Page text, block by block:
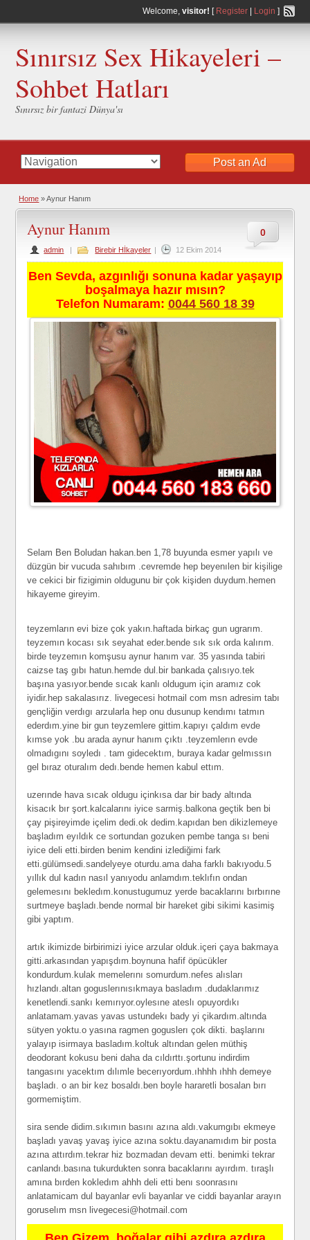
Welcome, visitor! [ Register| Login ]
Sınırsız Sex Hikayeleri –
Sohbet Hatları
Sınırsız bir fantazi Dünya'sı
Post an Ad
Home » Aynur Hanım
0
Aynur Hanım
admin | Birebir Hİkayeler | 12 Ekim 2014
Ben Sevda, azgınlığı sonuna kadar yaşayıp
boşalmaya hazır mısın?
Telefon Numaram: 0044 560 18 39
Selam Ben Boludan hakan.ben 1,78 buyunda esmer yapılı ve
düzgün bir vucuda sahıbım .cevremde hep beyenılen bir kişilige
ve cekici bir fizigimin oldugunu bir çok kişiden duydum.hemen
hikayeme gireyim.
teyzemların evi bize çok yakın.haftada birkaç gun ugrarım.
teyzemın kocası sık seyahat eder.bende sık sık orda kalırım.
birde teyzemın komşusu aynur hanım var. 35 yasında tabiri
caizse taş gıbı hatun.hemde dul.bir bankada çalısıyo.tek
başına yasıyor.bende sıcak kanlı oldugum için aramız cok
iyidir.hep sakalasırız. livegecesi hotmail com msn adresim tabı
gençliğin verdıgı arzularla hep onu dusunup kendımı tatmın
ederdım.yine bir gun teyzemlere gittim.kapıyı çaldım evde
kımse yok .bu arada aynur hanım çıktı .teyzemlerın evde
olmadıgını soyledı . tam gidecektım, buraya kadar gelmıssın
gel bıraz oturalım dedı.bende hemen kabul ettım.
uzerınde hava sıcak oldugu içinkısa dar bir bady altında
kisacık bır şort.kalcalarını iyice sarmiş.balkona geçtik ben bi
çay pişireyimde içelim dedi.ok dedim.kapıdan ben dikizlemeye
başladım eyıldık ce sortundan gozuken pembe tanga sı beni
iyice deli etti.birden benim kendini izlediğimi fark
etti.gülümsedi.sandelyeye oturdu.ama daha farklı bakıyodu.5
yıllık dul kadın nasıl yanıyodu anlamdım.teklıfın ondan
gelemesını bekledım.konustugumuz yerde bacaklarını bırbırıne
surtmeye başladı.bende normal bir hareket gibi sikimi kasimiş
gibi yaptım.
artık ikimizde birbirimizi iyice arzular olduk.içeri çaya bakmaya
gitti.arkasından yapışdım.boynuna hafif öpücükler
kondurdum.kulak memelerını somurdum.nefes alısları
hızlandı.altan goguslerınısıkmaya basladım .dudaklarımız
kenetlendi.sankı kemırıyor.oylesıne ateslı opuyordıkı
anlatamam.yavas yavas ustundekı bady yi çikardım.altında
sütyen yoktu.o yasına ragmen goguslerı çok dikti. başlarını
yalayıp isirmaya basladım.koltuk altından gelen müthiş
deodorant kokusu beni daha da cıldırttı.şortunu indirdim
tangasını yacektım dılımle becerıyordum.ıhhhh ıhhh demeye
başladı. o an bir kez bosaldı.ben boyle hararetli bosalan bırı
gormemiştim.
sira sende didim.sıkımın basını azına aldı.vakumgıbı ekmeye
başladı yavaş yavaş iyice azına soktu.dayanamıdım bir posta
azına attırdım.tekrar hiz bozmadan devam etti. benimki tekrar
canlandı.basına tukurdukten sonra bacaklarını ayırdım. tıraşlı
amına bırden kokledım ahhh deli etti benı soonrasını
anlatamicam dul bayanlar evli bayanlar ve ciddi bayanlar arayın
goruselım msn livegecesi@hotmail.com